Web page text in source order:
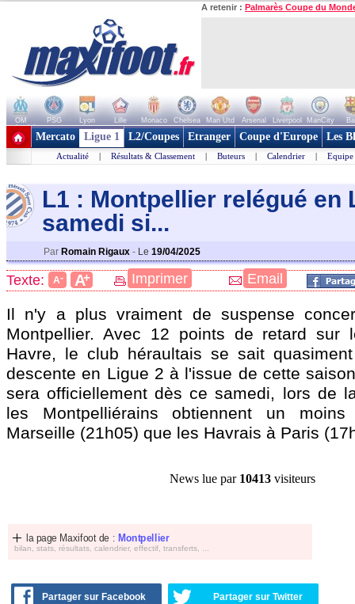
A retenir : Palmarès Coupe du
OM PSG Lyon Lille Monaco Chelsea Man Utd Arsenal Liverpool ManCity
+ de clubs
Mercato Ligue 1 L2/Coupes Etranger Coupe d'Europe Les
Actualité | Résultats & Classement | Buteurs | Calendrier | Equipe
L1 : Montpellier relégué en
samedi si...
Par Romain Rigaux - Le 19/04/2025
Texte: A- A+ Imprimer Email
Il n'y a plus vraiment de suspense
Montpellier. Avec 12 points de retard sur
Havre, le club héraultais se sait
descente en Ligue 2 à l'issue de cette
sera officiellement dès ce samedi, lors de
les Montpelliérains obtiennent un
Marseille (21h05) que les Havrais à Paris
News lue par 10413 visiteurs
la page Maxifoot de : Montpellier
bilan, stats, résultats, calendrier, effectif, transferts, ...
Partager sur Facebook Partager sur Twitter